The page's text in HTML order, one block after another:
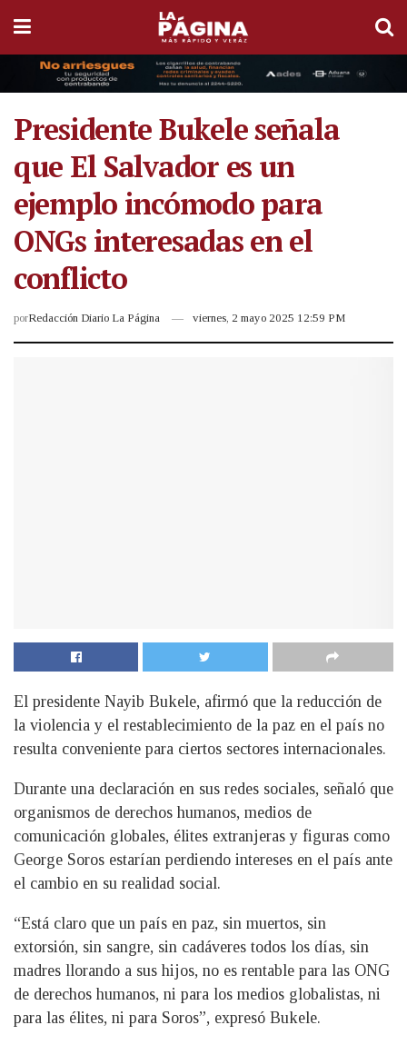
Presidente Bukele señala
que El Salvador es un
ejemplo incómodo para
ONGs interesadas en el
conflicto
porRedacción Diario La Página viernes, 2 mayo 2025 12:59 PM
El presidente Nayib Bukele, afirmó que la reducción de
la violencia y el restablecimiento de la paz en el país no
resulta conveniente para ciertos sectores internacionales.
Durante una declaración en sus redes sociales, señaló que
organismos de derechos humanos, medios de
comunicación globales, élites extranjeras y figuras como
George Soros estarían perdiendo intereses en el país ante
el cambio en su realidad social.
“Está claro que un país en paz, sin muertos, sin
extorsión, sin sangre, sin cadáveres todos los días, sin
madres llorando a sus hijos, no es rentable para las ONG
de derechos humanos, ni para los medios globalistas, ni
para las élites, ni para Soros”, expresó Bukele.